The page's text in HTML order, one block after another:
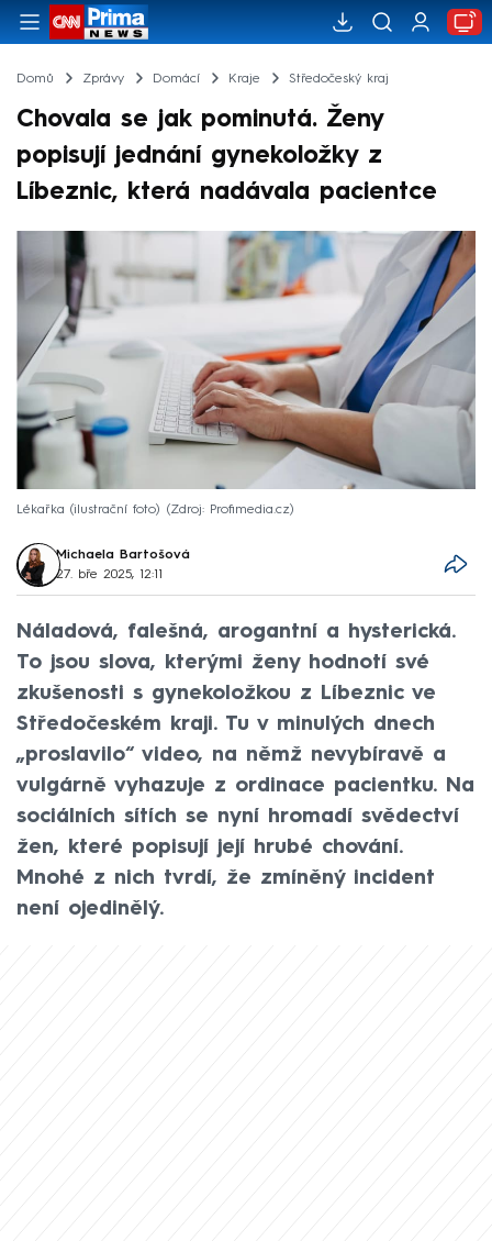
Domů Zprávy Domácí Kraje Středočeský kraj
Chovala se jak pominutá. Ženy
popisují jednání gynekoložky z
Líbeznic, která nadávala pacientce
Lékařka (ilustrační foto) Zdroj: Profimedia.cz
Michaela Bartošová
27. bře 2025, 12:11
Náladová, falešná, arogantní a hysterická.
To jsou slova, kterými ženy hodnotí své
zkušenosti s gynekoložkou z Líbeznic ve
Středočeském kraji. Tu v minulých dnech
„proslavilo“ video, na němž nevybíravě a
vulgárně vyhazuje z ordinace pacientku. Na
sociálních sítích se nyní hromadí svědectví
žen, které popisují její hrubé chování.
Mnohé z nich tvrdí, že zmíněný incident
není ojedinělý.